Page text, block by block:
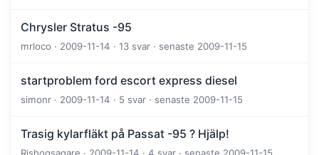
Chrysler Stratus -95
mrloco · 2009-11-14 · 13 svar · senaste 2009-11-15
startproblem ford escort express diesel
simonr · 2009-11-14 · 5 svar · senaste 2009-11-15
Trasig kylarfläkt på Passat -95 ? Hjälp!